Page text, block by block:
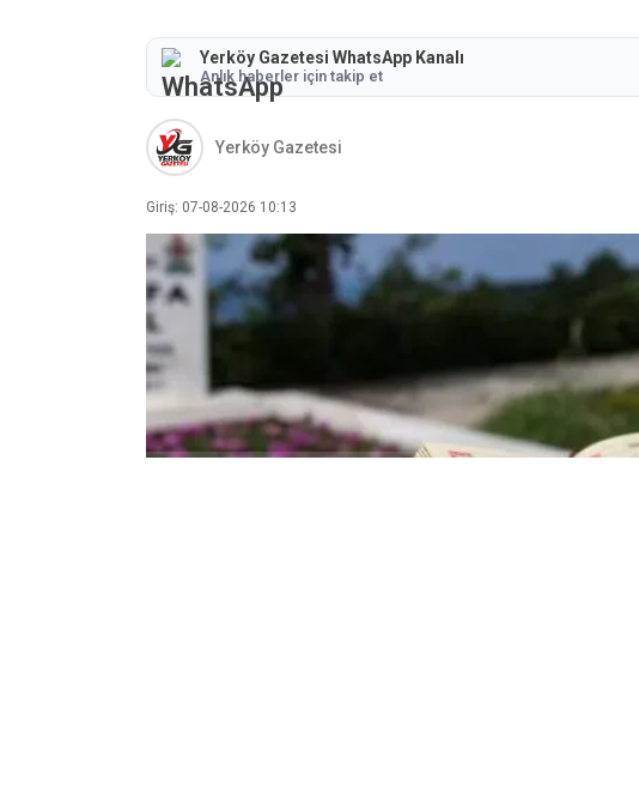
Yerköy Gazetesi WhatsApp Kanalı
Anlık haberler için takip et
Yerköy Gazetesi
Giriş: 07-08-2026 10:13